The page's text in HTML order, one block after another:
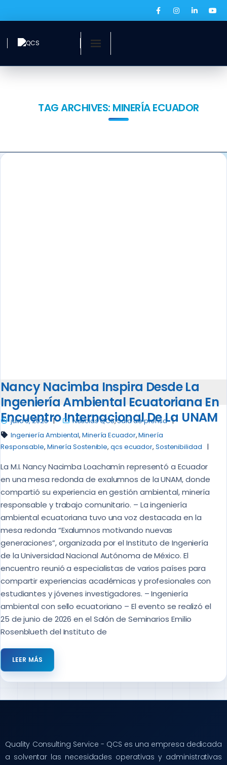
TAG ARCHIVES: MINERÍA ECUADOR
Nancy Nacimba Inspira Desde La
Ingeniería Ambiental Ecuatoriana En
Encuentro Internacional De La UNAM
julio 6, 2026 Noticias QCS,Sala de prensa
Ingeniería Ambiental, Minería Ecuador,Minería
Responsable, Minería Sostenible,qcs ecuador, Sostenibilidad
La M.I. Nancy Nacimba Loachamín representó a Ecuador
en una mesa redonda de exalumnos de la UNAM, donde
compartió su experiencia en gestión ambiental, minería
responsable y trabajo comunitario. – La ingeniería
ambiental ecuatoriana tuvo una voz destacada en la
mesa redonda “Exalumnos motivando nuevas
generaciones”, organizada por el Instituto de Ingeniería
de la Universidad Nacional Autónoma de México. El
encuentro reunió a especialistas de varios países para
compartir experiencias académicas y profesionales con
estudiantes y jóvenes investigadores. – Ingeniería
ambiental con sello ecuatoriano – El evento se realizó el
25 de junio de 2026 en el Salón de Seminarios Emilio
Rosenblueth del Instituto de
LEER MÁS
Quality Consulting Service - QCS es una empresa dedicada
a solventar las necesidades operativas y administrativas